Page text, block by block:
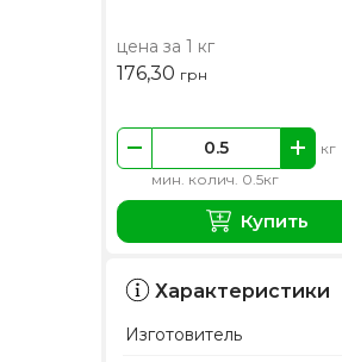
цена за 1 кг
176,30 грн
мин. колич. 0.5кг
кг
Купить
Характеристики
Изготовитель